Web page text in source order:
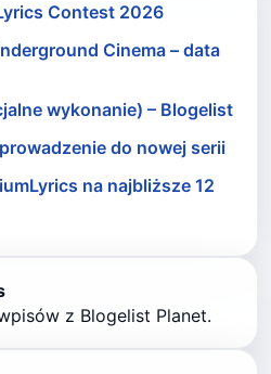
Contest 2026
Cinema – data
wykonanie) – Blogelist
do nowej serii
na najbliższe 12
z Blogelist Planet.